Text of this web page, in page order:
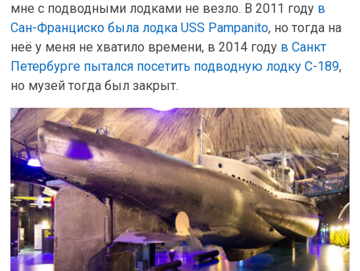
мне с подводными лодками не везло. В 2011 году в
Сан-Франциско была лодка USS Pampanito, но тогда на
неё у меня не хватило времени, в 2014 году в Санкт
Петербурге пытался посетить подводную лодку С-189,
но музей тогда был закрыт.